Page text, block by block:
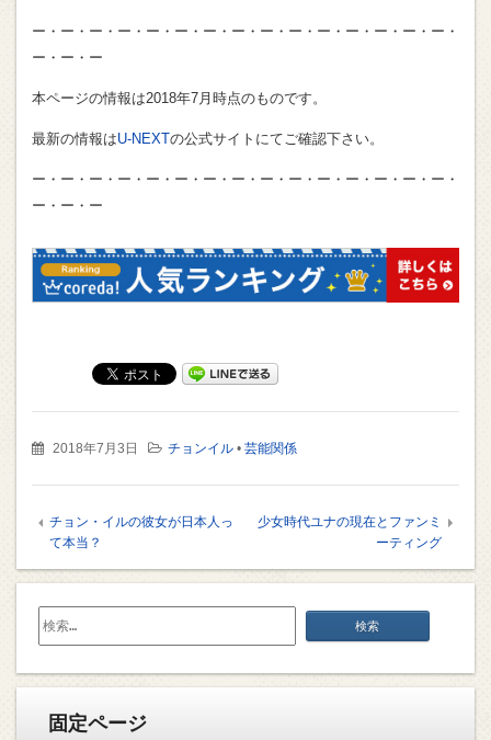
ウ
す)
ー・ー・ー・ー・ー・ー・ー・ー・ー・ー・ー・ー・ー・ー・ー・
ー・ー・ー
本ページの情報は2018年7月時点のものです。
最新の情報はU-NEXTの公式サイトにてご確認下さい。
ー・ー・ー・ー・ー・ー・ー・ー・ー・ー・ー・ー・ー・ー・ー・
ー・ー・ー
2018年7月3日 チョンイル • 芸能関係
チョン・イルの彼女が日本人っ
て本当？
少女時代ユナの現在とファンミ
ーティング
検
固定ページ